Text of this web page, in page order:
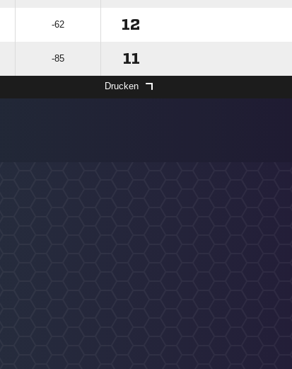
-62 12
-85 11
Drucken